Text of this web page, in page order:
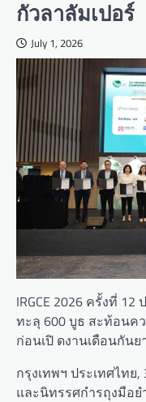
กัวลาลัมเปอร์
July 1, 2026
IRGCE 2026 ครั้งที่
ทะลุ 600 บูธ สะท้อนค
ก่อนเปิ ดงานเดือนกันย
กรุงเทพฯ ประเทศไท
และนิทรรศกำรถุงมือย